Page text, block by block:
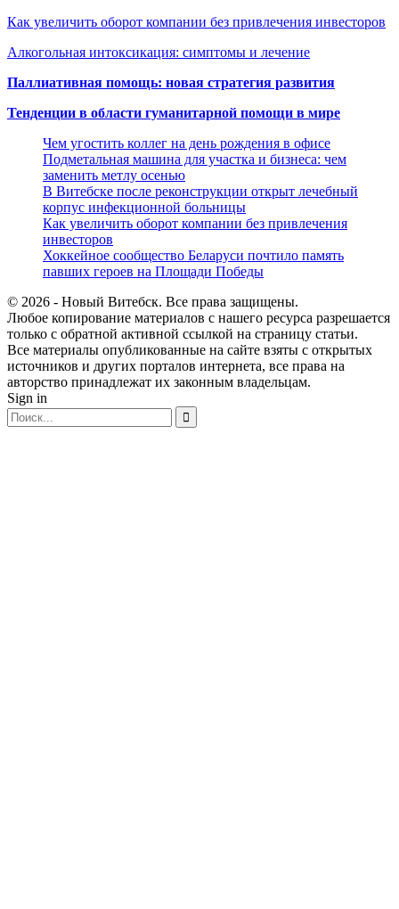
Как увеличить оборот компании без привлечения инвесторов
Алкогольная интоксикация: симптомы и лечение
Паллиативная помощь: новая стратегия развития
Тенденции в области гуманитарной помощи в мире
Чем угостить коллег на день рождения в офисе
Подметальная машина для участка и бизнеса: чем
заменить метлу осенью
В Витебске после реконструкции открыт лечебный
корпус инфекционной больницы
Как увеличить оборот компании без привлечения
инвесторов
Хоккейное сообщество Беларуси почтило память
павших героев на Площади Победы
© 2026 - Новый Витебск. Все права защищены.
Любое копирование материалов с нашего ресурса разрешается
только с обратной активной ссылкой на страницу статьи.
Все материалы опубликованные на сайте взяты с открытых
источников и других порталов интернета, все права на
авторство принадлежат их законным владельцам.
Sign in